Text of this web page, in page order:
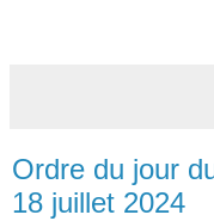
Ordre du jour
18 juillet 2024